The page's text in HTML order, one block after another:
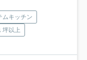
ムキッチン
坪以上